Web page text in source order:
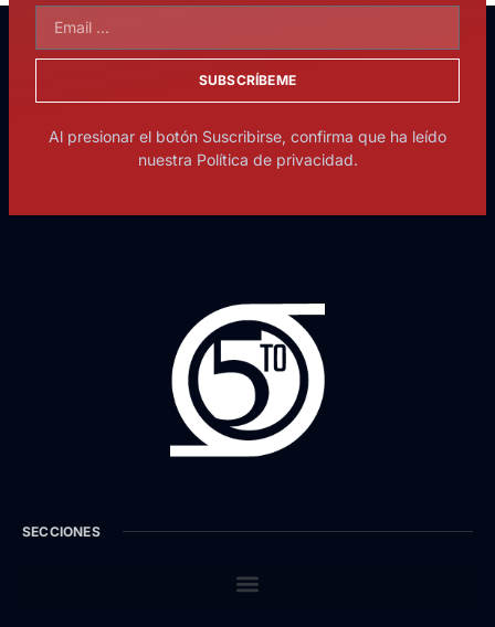
SUBSCRÍBEME
Al presionar el botón Suscribirse, confirma que ha leído
nuestra Política de privacidad.
SECCIONES